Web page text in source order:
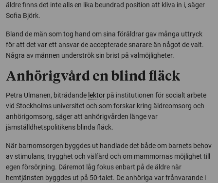
äldre finns det inte alls en lika beundrad position att kliva in i, säger
Sofia Björk.
Bland de män som tog hand om sina föräldrar gav många uttryck
för att det var ett ansvar de accepterade snarare än något de valt.
Några av männen underströk sin brist på valmöjligheter.
Anhörigvård en blind fläck
Petra Ulmanen, biträdande lektor på institutionen för socialt arbete
vid Stockholms universitet och som forskar kring äldreomsorg och
anhörigomsorg, säger att anhörigvården länge var
jämställdhetspolitikens blinda fläck.
När barnomsorgen byggdes ut handlade det både om barnets behov
av stimulans, trygghet och välfärd och om mammornas möjlighet till
egen försörjning. Däremot låg fokus enbart på de äldre när
hemtjänsten byggdes ut på 50-talet. De anhöriga var frånvarande i